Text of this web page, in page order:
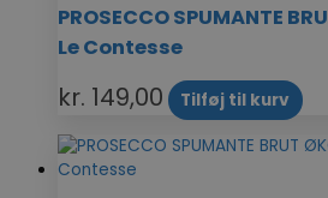
PROSECCO SPUMANTE
Le Contesse
kr. 149,00 Tilføj til kurv